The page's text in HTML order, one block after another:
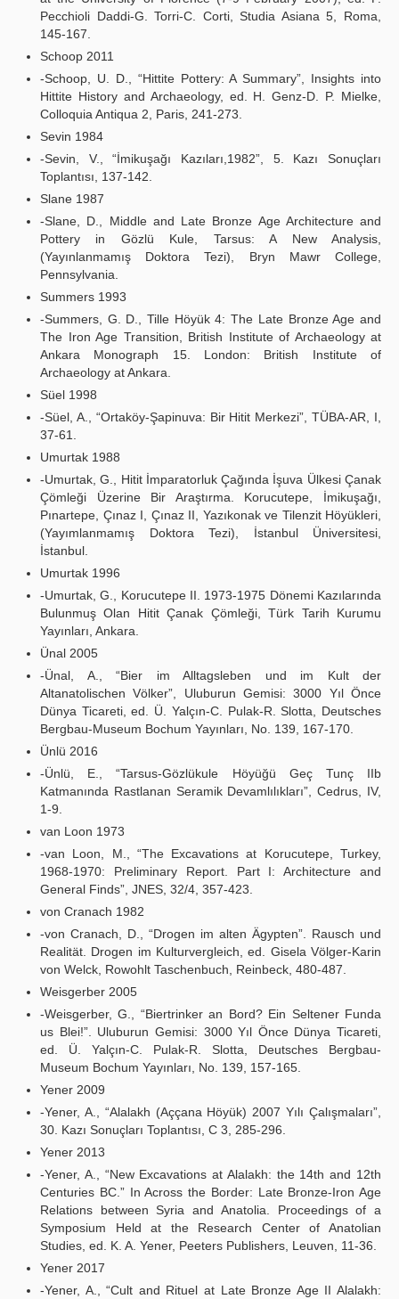
Pecchioli Daddi-G. Torri-C. Corti, Studia Asiana 5, Roma,
145-167.
Schoop 2011
-Schoop, U. D., “Hittite Pottery: A Summary”, Insights into
Hittite History and Archaeology, ed. H. Genz-D. P. Mielke,
Colloquia Antiqua 2, Paris, 241-273.
Sevin 1984
-Sevin, V., “İmikuşağı Kazıları,1982”, 5. Kazı Sonuçları
Toplantısı, 137-142.
Slane 1987
-Slane, D., Middle and Late Bronze Age Architecture and
Pottery in Gözlü Kule, Tarsus: A New Analysis,
(Yayınlanmamış Doktora Tezi), Bryn Mawr College,
Pennsylvania.
Summers 1993
-Summers, G. D., Tille Höyük 4: The Late Bronze Age and
The Iron Age Transition, British Institute of Archaeology at
Ankara Monograph 15. London: British Institute of
Archaeology at Ankara.
Süel 1998
-Süel, A., “Ortaköy-Şapinuva: Bir Hitit Merkezi”, TÜBA-AR, I,
37-61.
Umurtak 1988
-Umurtak, G., Hitit İmparatorluk Çağında İşuva Ülkesi Çanak
Çömleği Üzerine Bir Araştırma. Korucutepe, İmikuşağı,
Pınartepe, Çınaz I, Çınaz II, Yazıkonak ve Tilenzit Höyükleri,
(Yayımlanmamış Doktora Tezi), İstanbul Üniversitesi,
İstanbul.
Umurtak 1996
-Umurtak, G., Korucutepe II. 1973-1975 Dönemi Kazılarında
Bulunmuş Olan Hitit Çanak Çömleği, Türk Tarih Kurumu
Yayınları, Ankara.
Ünal 2005
-Ünal, A., “Bier im Alltagsleben und im Kult der
Altanatolischen Völker”, Uluburun Gemisi: 3000 Yıl Önce
Dünya Ticareti, ed. Ü. Yalçın-C. Pulak-R. Slotta, Deutsches
Bergbau-Museum Bochum Yayınları, No. 139, 167-170.
Ünlü 2016
-Ünlü, E., “Tarsus-Gözlükule Höyüğü Geç Tunç IIb
Katmanında Rastlanan Seramik Devamlılıkları”, Cedrus, IV,
1-9.
van Loon 1973
-van Loon, M., “The Excavations at Korucutepe, Turkey,
1968-1970: Preliminary Report. Part I: Architecture and
General Finds”, JNES, 32/4, 357-423.
von Cranach 1982
-von Cranach, D., “Drogen im alten Ägypten”. Rausch und
Realität. Drogen im Kulturvergleich, ed. Gisela Völger-Karin
von Welck, Rowohlt Taschenbuch, Reinbeck, 480-487.
Weisgerber 2005
-Weisgerber, G., “Biertrinker an Bord? Ein Seltener Funda
us Blei!”. Uluburun Gemisi: 3000 Yıl Önce Dünya Ticareti,
ed. Ü. Yalçın-C. Pulak-R. Slotta, Deutsches Bergbau-
Museum Bochum Yayınları, No. 139, 157-165.
Yener 2009
-Yener, A., “Alalakh (Aççana Höyük) 2007 Yılı Çalışmaları”,
30. Kazı Sonuçları Toplantısı, C 3, 285-296.
Yener 2013
-Yener, A., “New Excavations at Alalakh: the 14th and 12th
Centuries BC.” In Across the Border: Late Bronze-Iron Age
Relations between Syria and Anatolia. Proceedings of a
Symposium Held at the Research Center of Anatolian
Studies, ed. K. A. Yener, Peeters Publishers, Leuven, 11-36.
Yener 2017
-Yener, A., “Cult and Rituel at Late Bronze Age II Alalakh: